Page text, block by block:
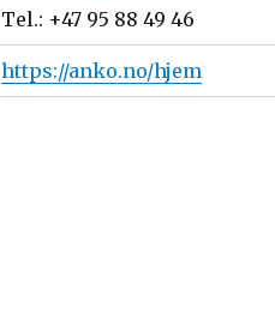
Tel.: +47 95 88 49 46
https://anko.no/hjem